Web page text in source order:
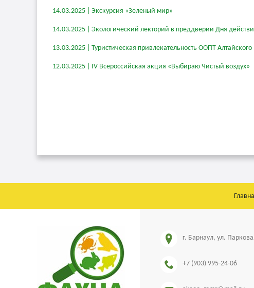
14.03.2025 | Экскурсия «Зеленый мир»
14.03.2025 | Экологический лекторий в преддверии Дня
13.03.2025 | Туристическая привлекательность ООПТ Алтайского
12.03.2025 | IV Всероссийская акция «Выбираю Чистый воздух»
г. Барнаул, ул.
+7 (903) 995-24-06